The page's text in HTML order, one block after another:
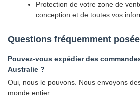
Protection de votre zone de
conception et de toutes vos
Questions fréquemment
Pouvez-vous expédier des
Australie ?
Oui, nous le pouvons. Nous envoyons
monde entier.